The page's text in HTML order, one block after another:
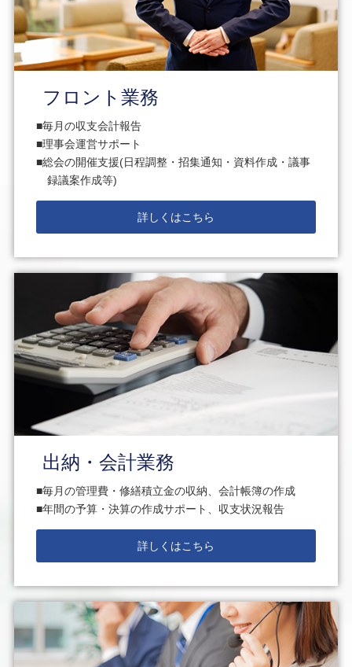
フロント業務
毎月の収支会計報告
理事会運営サポート
総会の開催支援(日程調整・招集通知・資料作成・議事
録議案作成等)
詳しくはこちら
出納・会計業務
毎月の管理費・修繕積立金の収納、会計帳簿の作成
年間の予算・決算の作成サポート、収支状況報告
詳しくはこちら